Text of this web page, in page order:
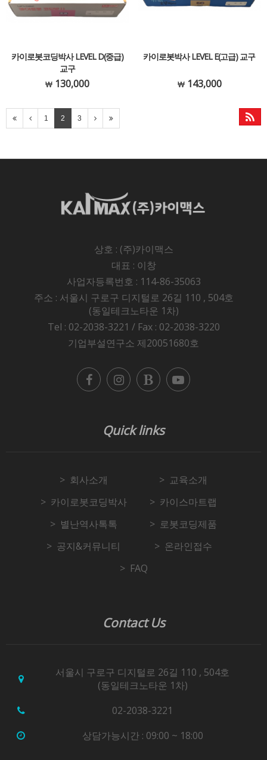
카이로봇코딩박사 LEVEL D(중급)
교구
130,000
카이로봇박사 LEVEL E(고급) 교구
143,000
1 2 3
상호 : (주)카이맥스
대표 : 이창
사업자등록번호 : 114-86-35063
주소 : 서울시 구로구 디지털로 26길 110 , 504호
(동일테크노타운 1차)
Tel : 02-2038-3221 / Fax : 02-2038-3220
기업부설연구소 제20051680호
Quick links
회사소개
교육소개
카이로봇코딩박사
카이스마트랩
별난역사톡톡
로봇코딩제품
공지&커뮤니티
온라인접수
FAQ
Contact Us
서울시 구로구 디지털로 26길 110 , 504호
(동일테크노타운 1차)
02-2038-3221
상담가능시간 : 09:00 ~ 18:00